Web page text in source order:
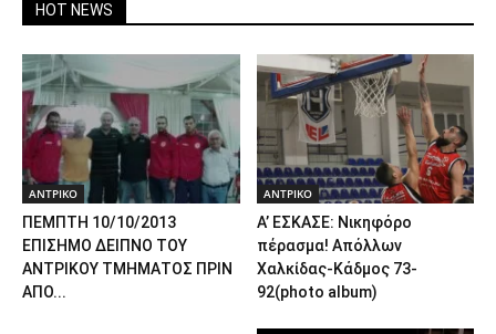
HOT NEWS
ΑΝTΡΙΚΟ
ΠΕΜΠΤΗ 10/10/2013
ΕΠΙΣΗΜΟ ΔΕΙΠΝΟ ΤΟΥ
ΑΝΤΡΙΚΟΥ ΤΜΗΜΑΤΟΣ ΠΡΙΝ
ΑΠΟ...
ΑΝTΡΙΚΟ
Α’ ΕΣΚΑΣΕ: Νικηφόρο
πέρασμα! Απόλλων
Χαλκίδας-Κάδμος 73-
92(photo album)